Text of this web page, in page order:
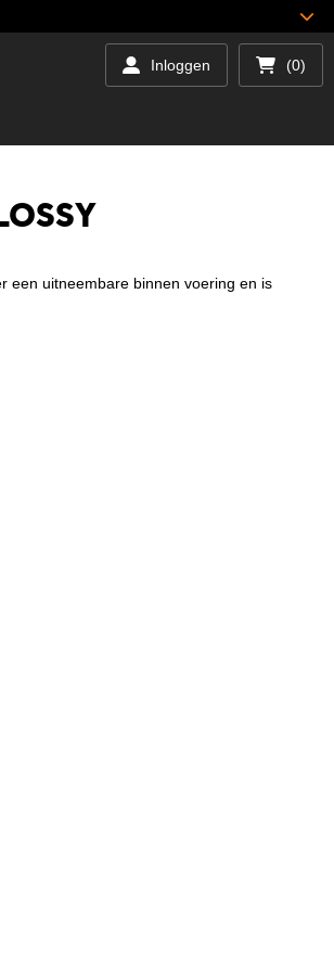
Inloggen (0)
een uitneembare binnen voering en is